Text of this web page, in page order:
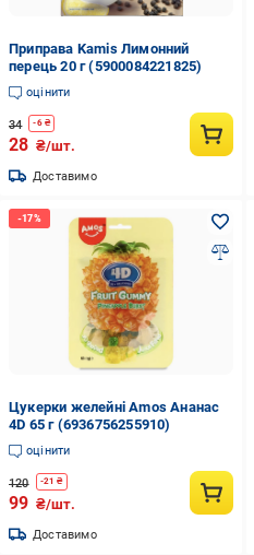
Приправа Kamis Лимонний
перець 20 г (5900084221825)
оцінити
34 -6₴
28 ₴/шт.
Доставимо
Цукерки желейні Amos Ананас
4D 65 г (6936756255910)
оцінити
120 -21 ₴
99 ₴/шт.
Доставимо